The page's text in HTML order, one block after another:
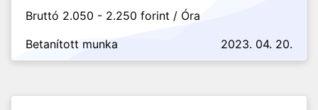
Bruttó 2.050 - 2.250 forint / Óra
Betanított munka
2023. 04. 20.